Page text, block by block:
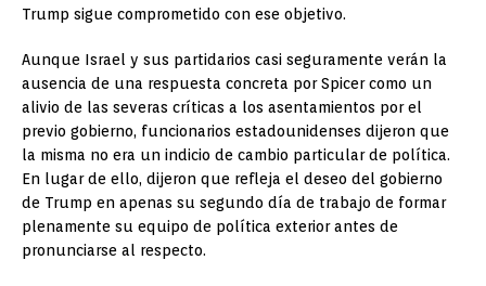
Trump sigue comprometido con ese objetivo.
Aunque Israel y sus partidarios casi seguramente verán la
ausencia de una respuesta concreta por Spicer como un
alivio de las severas críticas a los asentamientos por el
previo gobierno, funcionarios estadounidenses dijeron que
la misma no era un indicio de cambio particular de política.
En lugar de ello, dijeron que refleja el deseo del gobierno
de Trump en apenas su segundo día de trabajo de formar
plenamente su equipo de política exterior antes de
pronunciarse al respecto.